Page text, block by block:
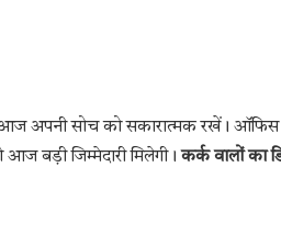
अपनी सोच को सकारात्मक रखें।
बड़ी जिम्मेदारी मिलेगी।कर्क वालों का